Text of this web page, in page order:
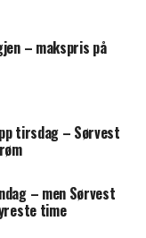
– makspris på
tirsdag – Sørvest
– men Sørvest
time